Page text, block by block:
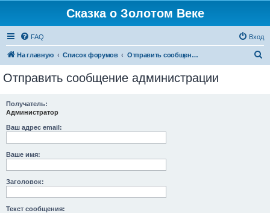
Сказка о Золотом Веке
FAQ Вход
На главную Список форумов Отправить сообщение администрации
Отправить сообщение администрации
Получатель:
Администратор
Ваш адрес email:
Ваше имя:
Заголовок:
Текст сообщения: